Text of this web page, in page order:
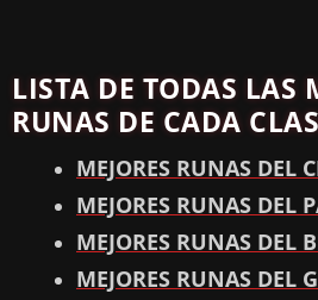
LISTA DE TODAS LAS
RUNAS DE CADA
MEJORES RUNAS DEL
MEJORES RUNAS DEL
MEJORES RUNAS DEL
MEJORES RUNAS DEL